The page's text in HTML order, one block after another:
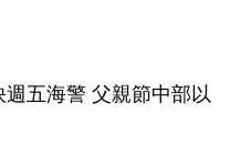
週五海警 父親節中部以